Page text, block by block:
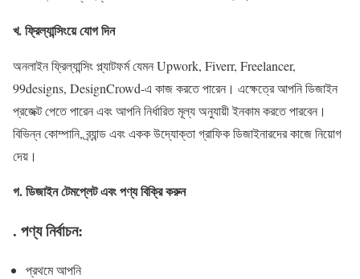
খ. ফ্রিল্যান্সিংয়ে যোগ দিন
অনলাইন ফ্রিল্যান্সিং প্ল্যাটফর্ম যেমন Upwork, Fiverr, Freelancer,
99designs, DesignCrowd-এ কাজ করতে পারেন। এক্ষেত্রে আপনি ডিজাইন
প্রজেক্ট পেতে পারেন এবং আপনি নির্ধারিত মূল্য অনুযায়ী ইনকাম করতে পারবেন।
বিভিন্ন কোম্পানি, ব্র্যান্ড এবং একক উদ্যোক্তা গ্রাফিক ডিজাইনারদের কাজে নিয়োগ
দেয়।
গ. ডিজাইন টেমপ্লেট এবং পণ্য বিক্রি করুন
. পণ্য নির্বাচন:
প্রথমে আপনি